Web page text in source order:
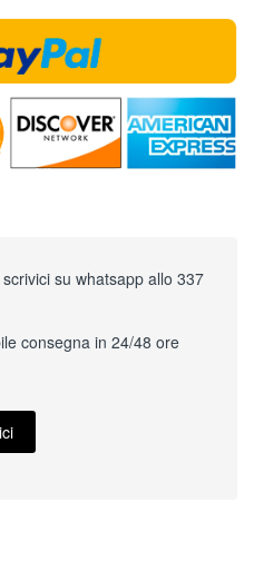
su whatsapp allo 337
consegna in 24/48 ore